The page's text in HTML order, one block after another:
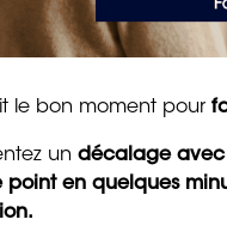
santé animale
pour la
et talents naturels.
vétérinaire et l’hygiène
tâches. En outre, la
le bon moment pour
un décalage avec
point en quelques